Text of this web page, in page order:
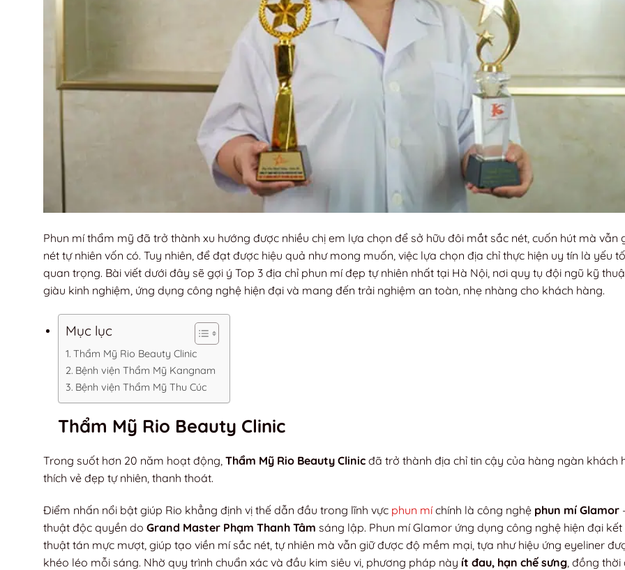
Phun mí thẩm mỹ đã trở thành xu hướng được nhiều chị em lựa chọn để sở hữu đôi mắt sắc nét, cuốn hút mà vẫn
nét tự nhiên vốn có. Tuy nhiên, để đạt được hiệu quả như mong muốn, việc lựa chọn địa chỉ thực hiện uy tín là yếu
quan trọng. Bài viết dưới đây sẽ gợi ý Top 3 địa chỉ phun mí đẹp tự nhiên nhất tại Hà Nội, nơi quy tụ đội ngũ kỹ
giàu kinh nghiệm, ứng dụng công nghệ hiện đại và mang đến trải nghiệm an toàn, nhẹ nhàng cho khách hàng.
Mục lục
Thẩm Mỹ Rio Beauty Clinic
Bệnh viện Thẩm Mỹ Kangnam
Bệnh viện Thẩm Mỹ Thu Cúc
Thẩm Mỹ Rio Beauty Clinic
Trong suốt hơn 20 năm hoạt động, Thẩm Mỹ Rio Beauty Clinic đã trở thành địa chỉ tin cậy của hàng ngàn khách
thích vẻ đẹp tự nhiên, thanh thoát.
Điểm nhấn nổi bật giúp Rio khẳng định vị thế dẫn đầu trong lĩnh vực phun míchính là công nghệ phun mí Glamor
thuật độc quyền do Grand Master Phạm Thanh Tâm sáng lập. Phun mí Glamor ứng dụng công nghệ hiện đại
thuật tán mực mượt, giúp tạo viền mí sắc nét, tự nhiên mà vẫn giữ được độ mềm mại, tựa như hiệu ứng eyeliner
khéo léo mỗi sáng. Nhờ quy trình chuẩn xác và đầu kim siêu vi, phương pháp này ít đau, hạn chế sưng , đồng